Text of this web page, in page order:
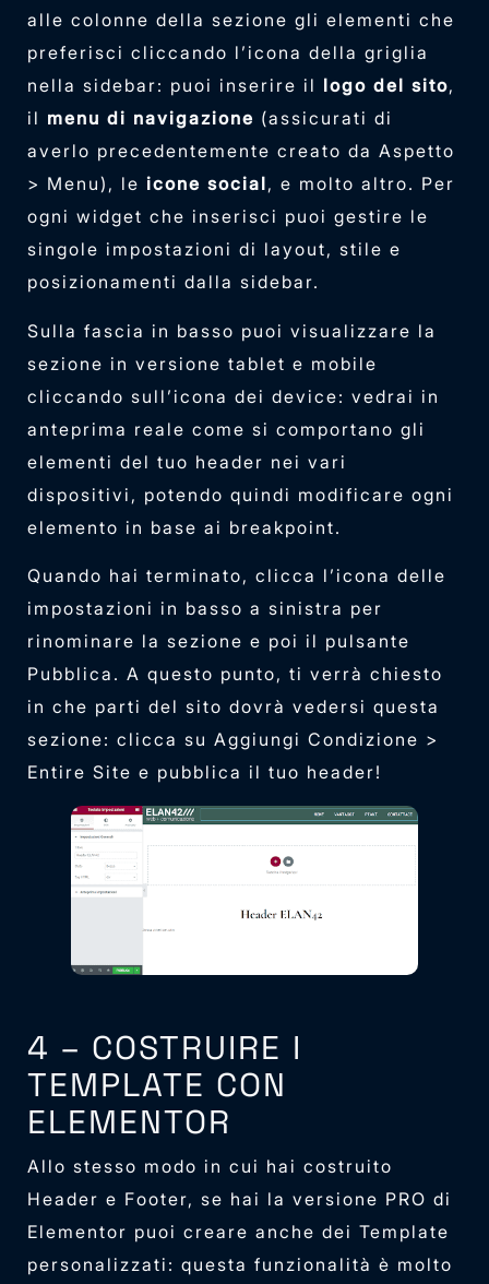
alle colonne della sezione gli elementi che
preferisci cliccando l’icona della griglia
nella sidebar: puoi inserire il logo del sito,
il menu di navigazione (assicurati di
averlo precedentemente creato da Aspetto
> Menu), le icone social, e molto altro. Per
ogni widget che inserisci puoi gestire le
singole impostazioni di layout, stile e
posizionamenti dalla sidebar.
Sulla fascia in basso puoi visualizzare la
sezione in versione tablet e mobile
cliccando sull’icona dei device: vedrai in
anteprima reale come si comportano gli
elementi del tuo header nei vari
dispositivi, potendo quindi modificare ogni
elemento in base ai breakpoint.
Quando hai terminato, clicca l’icona delle
impostazioni in basso a sinistra per
rinominare la sezione e poi il pulsante
Pubblica. A questo punto, ti verrà chiesto
in che parti del sito dovrà vedersi questa
sezione: clicca su Aggiungi Condizione >
Entire Site e pubblica il tuo header!
4 – COSTRUIRE I
TEMPLATE CON
ELEMENTOR
Allo stesso modo in cui hai costruito
Header e Footer, se hai la versione PRO di
Elementor puoi creare anche dei Template
personalizzati: questa funzionalità è molto